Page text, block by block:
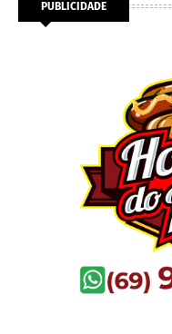
PUBLICIDADE